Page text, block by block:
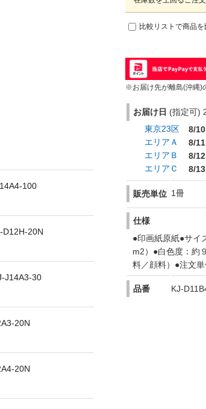
比較リストで商品
※お届け先が離島(沖縄)
お届け日 (指定可)
東京23区
8/10
エリアＡ
8/11
エリアＢ
8/12
エリアＣ
8/13
販売単位 1冊
仕様
●印画紙原紙●サイ
m2）●白色度：約
料／顔料）●注文
品番 KJ-
100
D12H-20N
J14A3-30
20N
20N